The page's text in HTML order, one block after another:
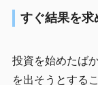
すぐ結果を求
投資を始めたば
を出そうとする